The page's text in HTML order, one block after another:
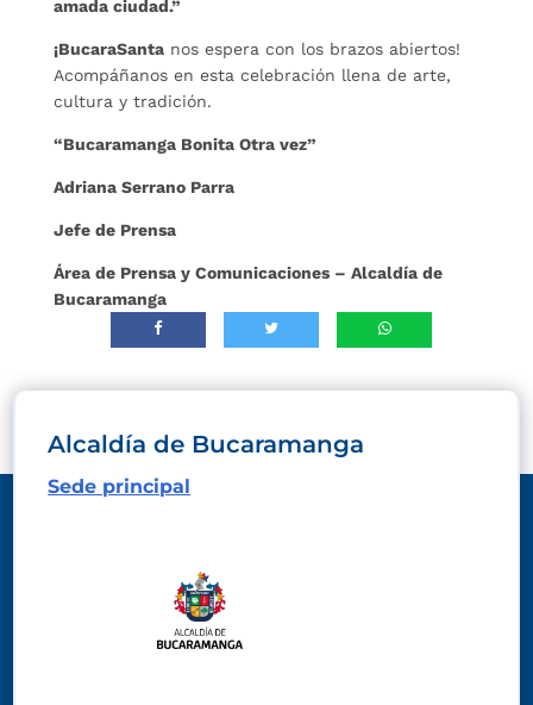
amada ciudad.”
¡BucaraSantanos espera con los brazos abiertos!
Acompáñanos en esta celebración llena de arte,
cultura y tradición.
“Bucaramanga Bonita Otra vez”
Adriana Serrano Parra
Jefe de Prensa
Área de Prensa y Comunicaciones – Alcaldía de
Bucaramanga
Alcaldía de Bucaramanga
Sede principal